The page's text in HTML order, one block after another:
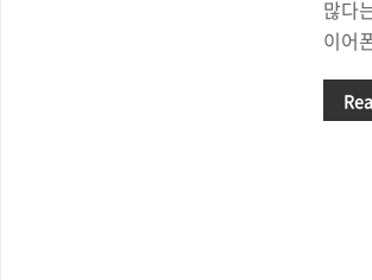
많다
이어
선
묻